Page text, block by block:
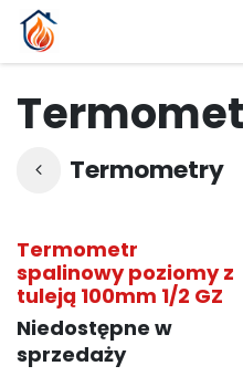
Przejdź do zawartości
Termometry
Termometr
spalinowy poziomy z
tuleją 100mm 1/2 GZ
Niedostępne w
sprzedaży